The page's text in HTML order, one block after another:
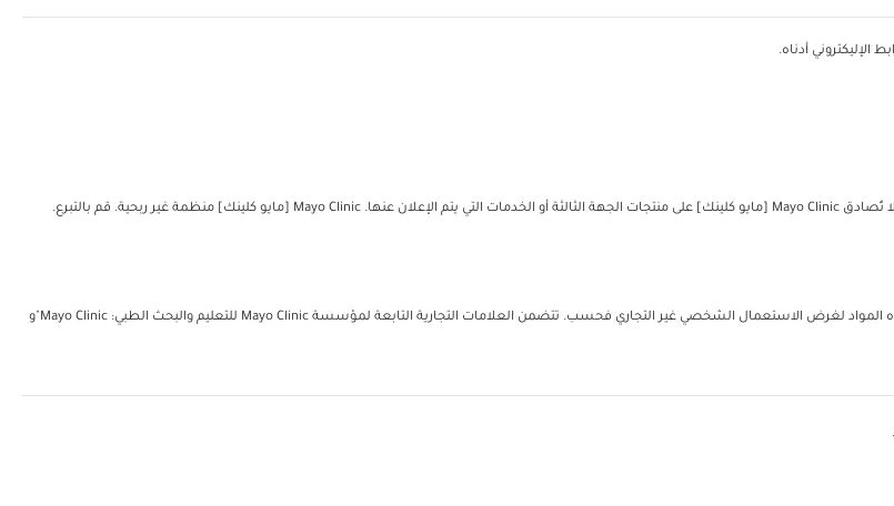
أدناه.
مؤسسة مايو للتعليم والبحث الطبي. جميع الحقوق محفوظة. يُمكن إعادة طباعة نسخة واحدة من هذه المواد لغرض الاستعمال الشخصي غير التجاري فحسب. تتضمن العلامات التجارية التابعة لمؤسسة Mayo Clinic للتعليم والبحث الطبي: Mayo Clinic"و